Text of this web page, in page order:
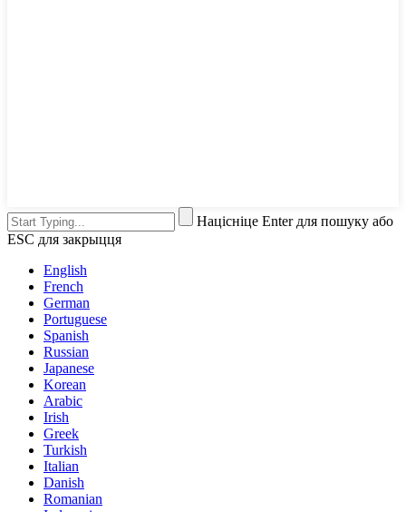
Націсніце Enter для пошуку або
ESC для закрыцця
English
French
German
Portuguese
Spanish
Russian
Japanese
Korean
Arabic
Irish
Greek
Turkish
Italian
Danish
Romanian